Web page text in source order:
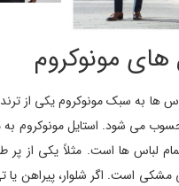
های مونوکروم
ها به سبک مونوکروم یکی از
2024 محسوب می شود. استایل
لباس ها است. مثلاً یکی از پر
مشکی است. اگر شلوار، پیراهن